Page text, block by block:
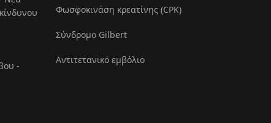
-
Φωσφοκινάση κρεατίνης (CPK)
Σύνδρομο Gilbert
Αντιτετανικό εμβόλιο